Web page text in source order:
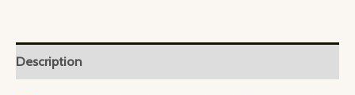
Toilette
Le
Description